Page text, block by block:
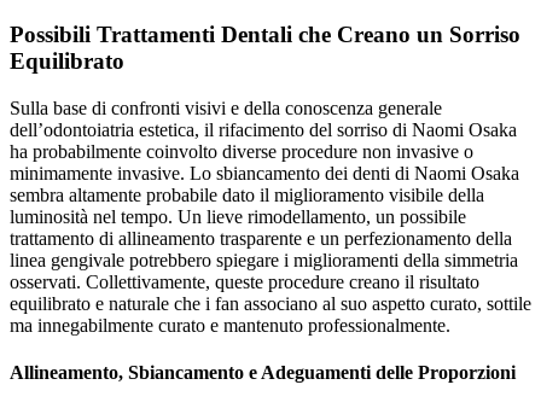
Possibili Trattamenti Dentali che Creano un Sorriso
Equilibrato
Sulla base di confronti visivi e della conoscenza generale
dell’odontoiatria estetica, il rifacimento del sorriso di Naomi Osaka
ha probabilmente coinvolto diverse procedure non invasive o
minimamente invasive. Lo sbiancamento dei denti di Naomi Osaka
sembra altamente probabile dato il miglioramento visibile della
luminosità nel tempo. Un lieve rimodellamento, un possibile
trattamento di allineamento trasparente e un perfezionamento della
linea gengivale potrebbero spiegare i miglioramenti della simmetria
osservati. Collettivamente, queste procedure creano il risultato
equilibrato e naturale che i fan associano al suo aspetto curato, sottile
ma innegabilmente curato e mantenuto professionalmente.
Allineamento, Sbiancamento e Adeguamenti delle Proporzioni